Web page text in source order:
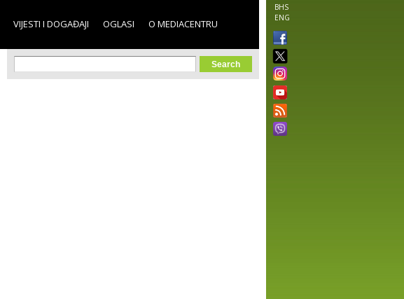
BHS
ENG
VIJESTI I DOGAĐAJI OGLASI O MEDIACENTRU
Search form
Search